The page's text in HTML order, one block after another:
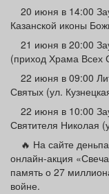
20 июня в 14:00
Казанской иконы
21 июня в 20:00
(приход Храма Всех
22 июня в 09:00
Святых (ул.
22 июня в 10:00
Святителя Николая
🔥 На сайте
онлайн-акция
память о 27
войне.